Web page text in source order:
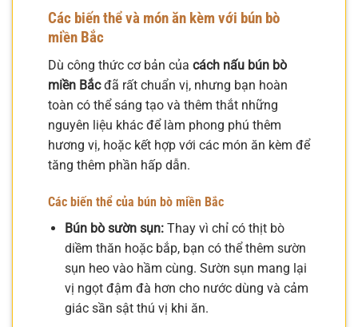
Các biến thể và món ăn kèm với bún bò
miền Bắc
Dù công thức cơ bản của cách nấu bún bò
miền Bắcđã rất chuẩn vị, nhưng bạn hoàn
toàn có thể sáng tạo và thêm thắt những
nguyên liệu khác để làm phong phú thêm
hương vị, hoặc kết hợp với các món ăn kèm để
tăng thêm phần hấp dẫn.
Các biến thể của bún bò miền Bắc
Bún bò sườn sụn:Thay vì chỉ có thịt bò
diềm thăn hoặc bắp, bạn có thể thêm sườn
sụn heo vào hầm cùng. Sườn sụn mang lại
vị ngọt đậm đà hơn cho nước dùng và cảm
giác sần sật thú vị khi ăn.